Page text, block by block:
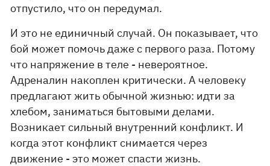
отпустило, что он передумал.
И это не единичный случай. Он показывает, что
бой может помочь даже с первого раза. Потому
что напряжение в теле - невероятное.
Адреналин накоплен критически. А человеку
предлагают жить обычной жизнью: идти за
хлебом, заниматься бытовыми делами.
Возникает сильный внутренний конфликт. И
когда этот конфликт снимается через
движение - это может спасти жизнь.